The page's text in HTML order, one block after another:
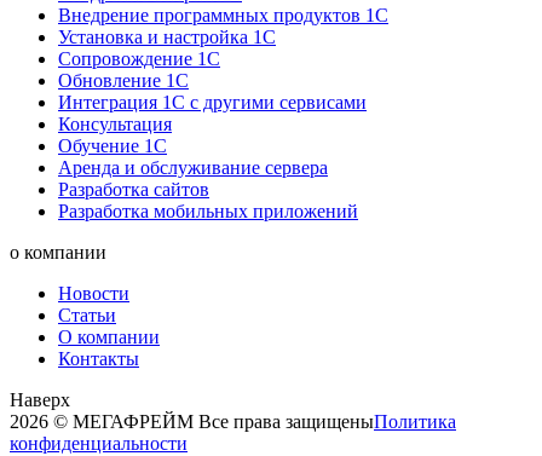
Внедрение программных продуктов 1С
Установка и настройка 1С
Сопровождение 1С
Обновление 1С
Интеграция 1С с другими сервисами
Консультация
Обучение 1С
Аренда и обслуживание сервера
Разработка сайтов
Разработка мобильных приложений
о компании
Новости
Статьи
О компании
Контакты
Наверх
2026 © МЕГАФРЕЙМ Все права защищеныПолитика
конфиденциальности